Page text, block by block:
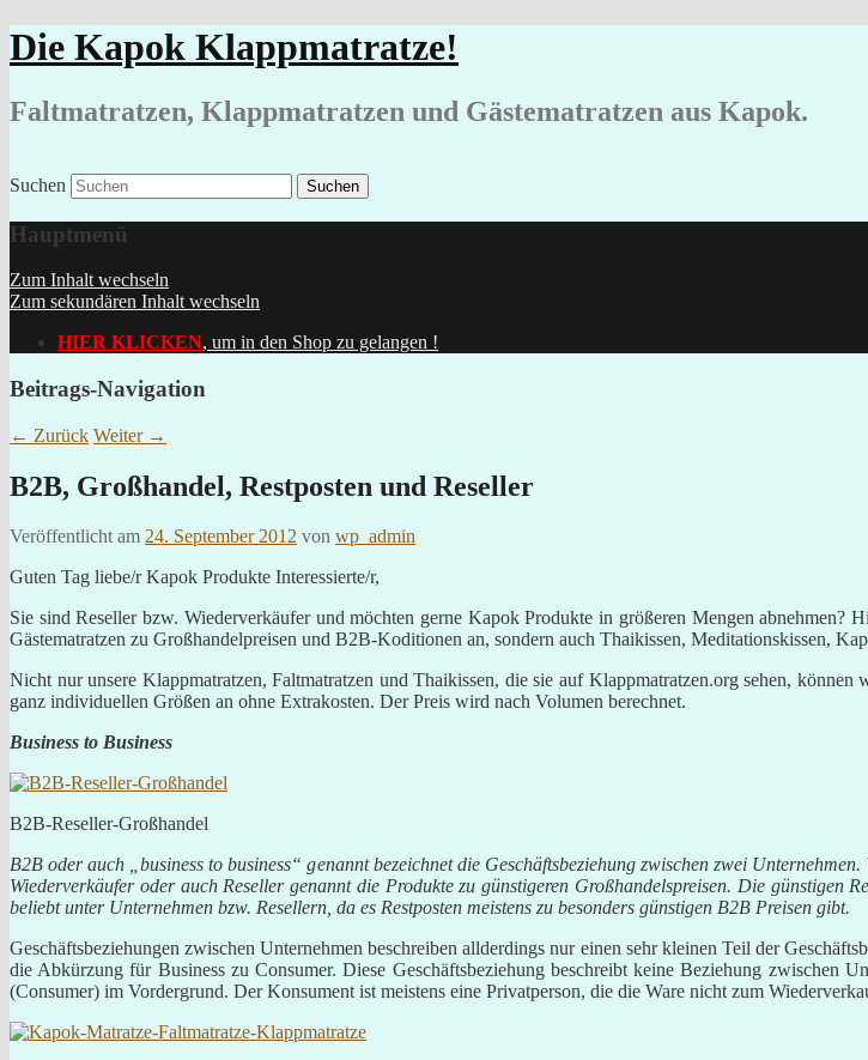
Die Kapok Klappmatratze!
Faltmatratzen, Klappmatratzen und Gästematratzen aus Kapok.
Suchen
Hauptmenü
Zum Inhalt wechseln
Zum sekundären Inhalt wechseln
HIER KLICKEN, um in den Shop zu gelangen !
Beitrags-Navigation
← Zurück Weiter →
B2B, Großhandel, Restposten und Reseller
Veröffentlicht am 24. September 2012 von wp_admin
Guten Tag liebe/r Kapok Produkte Interessierte/r,
Sie sind Reseller bzw. Wiederverkäufer und möchten gerne Kapok Produkte in größeren Mengen
Gästematratzen zu Großhandelpreisen und B2B-Koditionen an, sondern auch Thaikissen, Meditationskissen,
Nicht nur unsere Klappmatratzen, Faltmatratzen und Thaikissen, die sie auf Klappmatratzen.org sehen,
ganz individuellen Größen an ohne Extrakosten. Der Preis wird nach Volumen berechnet.
Business to Business
B2B-Reseller-Großhandel
B2B oder auch „business to business“ genannt bezeichnet die Geschäftsbeziehung zwischen zwei
Wiederverkäufer oder auch Reseller genannt die Produkte zu günstigeren Großhandelspreisen. Die günstigen
beliebt unter Unternehmen bzw. Resellern, da es Restposten meistens zu besonders günstigen B2B Preisen gibt.
Geschäftsbeziehungen zwischen Unternehmen beschreiben allderdings nur einen sehr kleinen Teil der
die Abkürzung für Business zu Consumer. Diese Geschäftsbeziehung beschreibt keine Beziehung zwischen
(Consumer) im Vordergrund. Der Konsument ist meistens eine Privatperson, die die Ware nicht zum